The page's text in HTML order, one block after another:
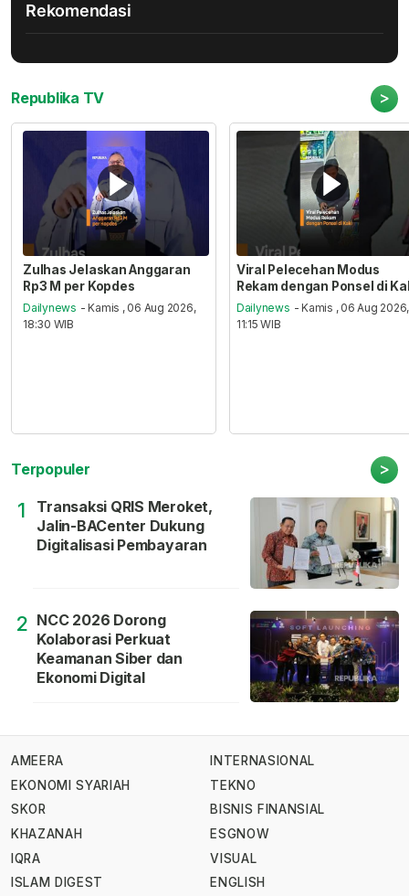
Rekomendasi
Republika TV >
Zulhas Jelaskan Anggaran
Rp3 M per Kopdes
Dailynews - Kamis , 06 Aug 2026,
18:30 WIB
Viral Pelecehan Modus
Rekam dengan Ponsel di
Dailynews - Kamis , 06 Aug 2026,
11:15 WIB
Terpopuler >
1
Transaksi QRIS Meroket,
Jalin-BACenter Dukung
Digitalisasi Pembayaran
2 NCC 2026 Dorong
Kolaborasi Perkuat
Keamanan Siber dan
Ekonomi Digital
AMEERA
EKONOMI SYARIAH
SKOR
KHAZANAH
IQRA
ISLAM DIGEST
INTERNASIONAL
TEKNO
BISNIS FINANSIAL
ESGNOW
VISUAL
ENGLISH